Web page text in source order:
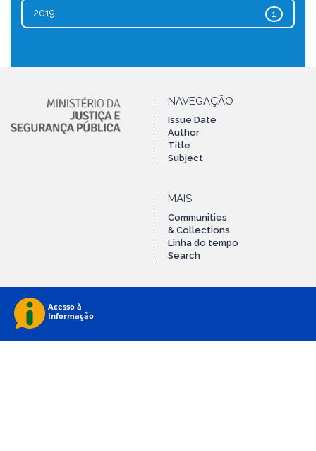
1
2019
NAVEGAÇÃO
Issue Date
Author
Title
Subject
MAIS
Communities
& Collections
Linha do tempo
Search